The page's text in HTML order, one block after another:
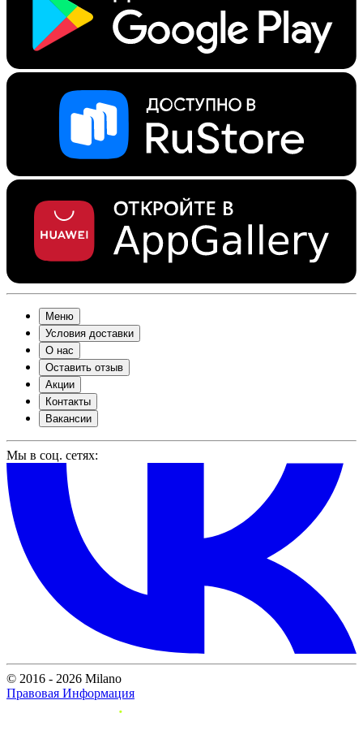
Меню
Условия доставки
О нас
Оставить отзыв
Акции
Контакты
Вакансии
Мы в соц. сетях:
© 2016 - 2026 Milano
Правовая Информация